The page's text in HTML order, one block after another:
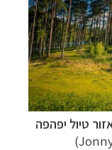
טיול יפהפה